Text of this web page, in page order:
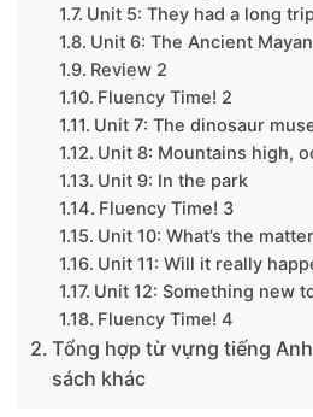
Unit 5: They had a long
Unit 6: The Ancient
Review 2
Fluency Time! 2
Unit 7: The dinosaur
Unit 8: Mountains high,
Unit 9: In the park
Fluency Time! 3
Unit 10: What’s the
Unit 11: Will it really
Unit 12: Something new
Fluency Time! 4
Tổng hợp từ vựng tiếng
sách khác